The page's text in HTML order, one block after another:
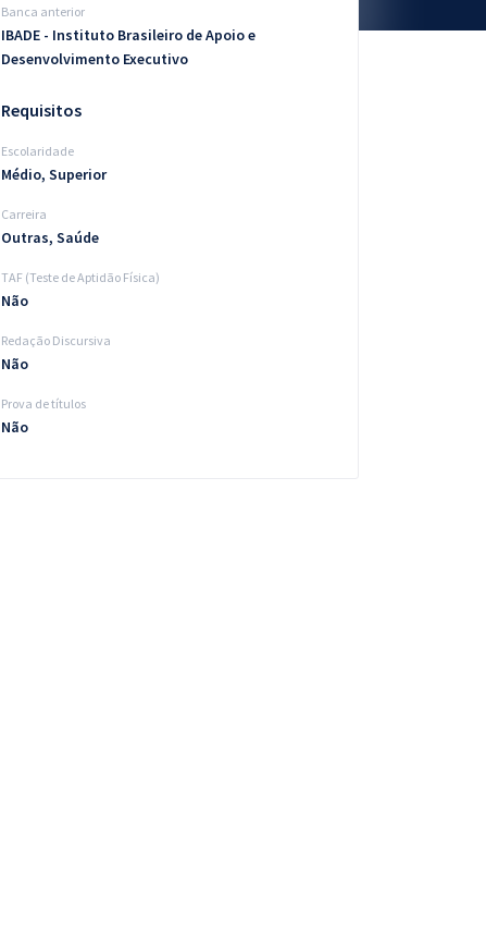
Banca anterior
IBADE - Instituto Brasileiro de Apoio e
Desenvolvimento Executivo
Requisitos
Escolaridade
Médio, Superior
Carreira
Outras, Saúde
TAF (Teste de Aptidão Física)
Não
Redação Discursiva
Não
Prova de títulos
Não